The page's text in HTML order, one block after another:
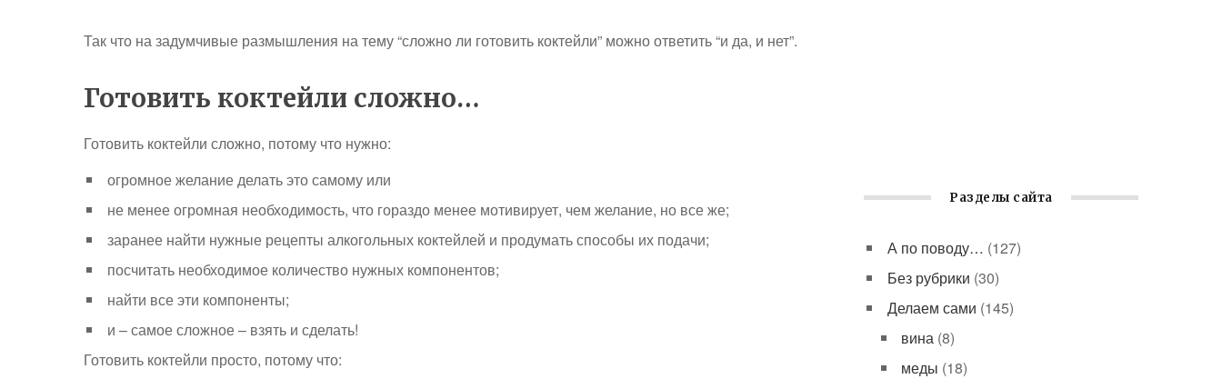
Так что на задумчивые размышления на тему “сложно ли готовить коктейли” можно ответить “и да, и нет”.
Готовить коктейли сложно…
Готовить коктейли сложно, потому что нужно:
огромное желание делать это самому или
не менее огромная необходимость, что гораздо менее мотивирует, чем желание, но все же;
заранее найти нужные рецепты алкогольных коктейлей и продумать способы их подачи;
посчитать необходимое количество нужных компонентов;
найти все эти компоненты;
и – самое сложное – взять и сделать!
Готовить коктейли просто, потому что:
Разделы сайта
А по поводу… (127)
Без рубрики (30)
Делаем сами (145)
вина (8)
меды (18)